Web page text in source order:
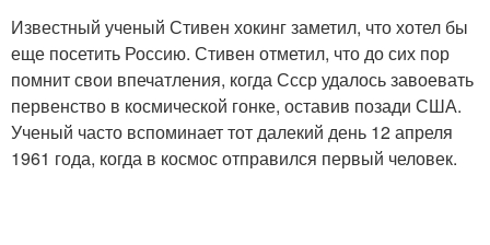
Известный ученый Стивен хокинг заметил, что хотел бы
еще посетить Россию. Стивен отметил, что до сих пор
помнит свои впечатления, когда Ссср удалось завоевать
первенство в космической гонке, оставив позади США.
Ученый часто вспоминает тот далекий день 12 апреля
1961 года, когда в космос отправился первый человек.